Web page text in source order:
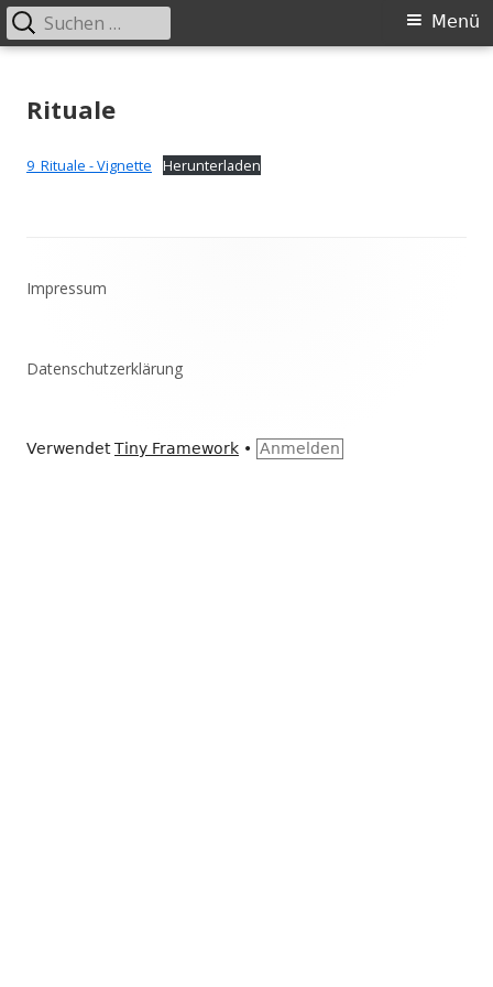
zum
Primäres
Menü
Suchen
nach:
Rituale
9_Rituale - Vignette Herunterladen
Inhalt
Impressum
Datenschutzerklärung
VerwendetTiny Framework • Anmelden